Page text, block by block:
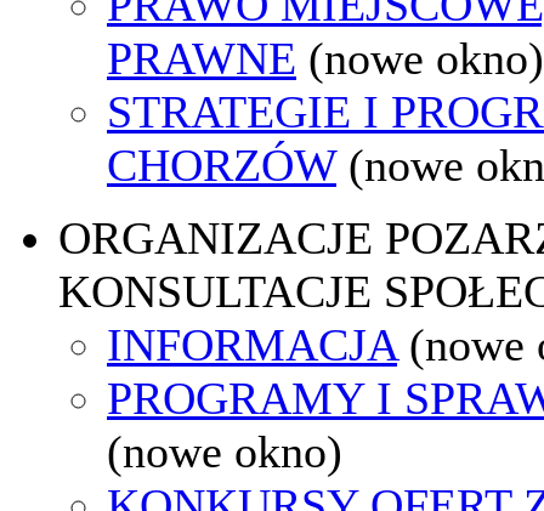
PRAWNE (nowe okno)
STRATEGIE I
CHORZÓW (nowe
ORGANIZACJE
KONSULTACJE
INFORMACJA (nowe
PROGRAMY I
(nowe okno)